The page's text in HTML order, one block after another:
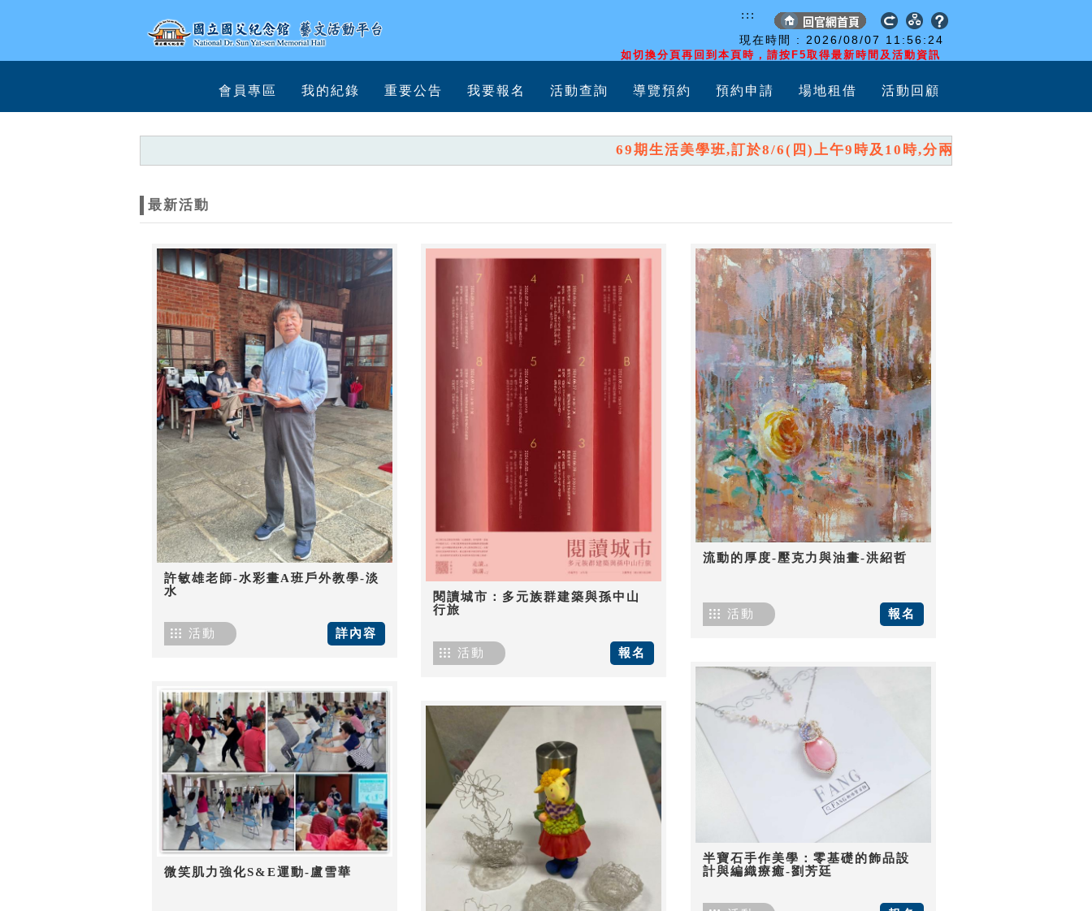
現在時間 : 2026/08/07 11:56:25
如切換分頁再回到本頁時，請按F5取得最新時間及活動資訊
:::
會員專區 我的紀錄 重要公告 我要報名 活動查詢 導覽預約 預約申請 場地租借 活動回顧
69期生活美學班,訂於8/6(四)上午9時及10時,分兩時段開放報名,請詳閱「重
最新活動
許敏雄老師-水彩畫A班戶外教學-淡
水
詳內容
活動
閱讀城市：多元族群建築與孫中山
行旅
報名
活動
流動的厚度-壓克力與油畫-洪紹哲
報名
活動
半寶石手作美學：零基礎的飾品設
計與編織療癒-劉芳廷
微笑肌力強化S&E運動-盧雪華